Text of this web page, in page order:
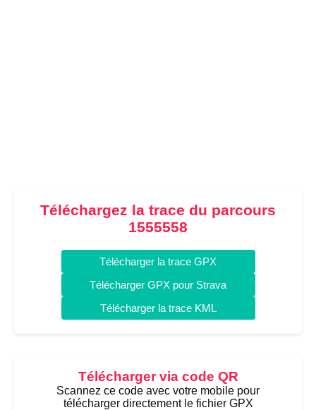
Téléchargez la trace du parcours
1555558
Télécharger la trace GPX
Télécharger GPX pour Strava
Télécharger la trace KML
Télécharger via code QR
Scannez ce code avec votre mobile pour
télécharger directement le fichier GPX